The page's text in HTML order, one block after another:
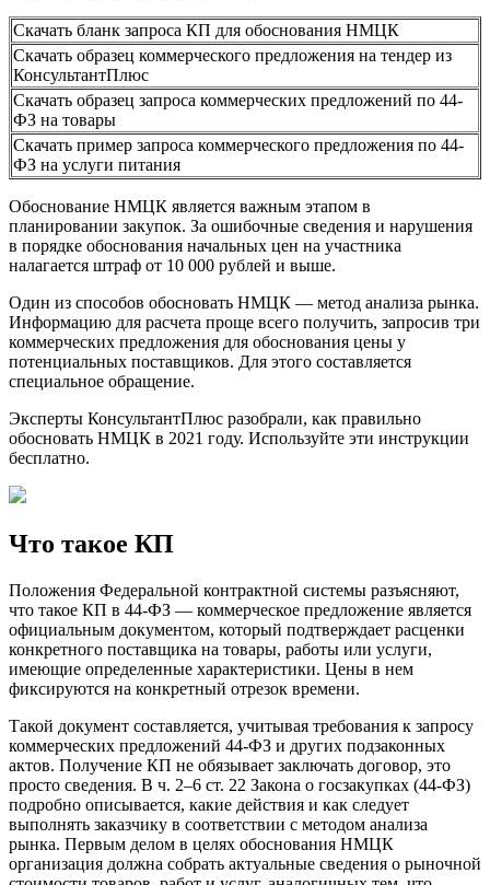
Скачать бланк запроса КП для обоснования НМЦК
Скачать образец коммерческого предложения на тендер из
КонсультантПлюс
Скачать образец запроса коммерческих предложений по 44-
ФЗ на товары
Скачать пример запроса коммерческого предложения по 44-
ФЗ на услуги питания
Обоснование НМЦК является важным этапом в
планировании закупок. За ошибочные сведения и нарушения
в порядке обоснования начальных цен на участника
налагается штраф от 10 000 рублей и выше.
Один из способов обосновать НМЦК — метод анализа рынка.
Информацию для расчета проще всего получить, запросив три
коммерческих предложения для обоснования цены у
потенциальных поставщиков. Для этого составляется
специальное обращение.
Эксперты КонсультантПлюс разобрали, как правильно
обосновать НМЦК в 2021 году. Используйте эти инструкции
бесплатно.
Что такое КП
Положения Федеральной контрактной системы разъясняют,
что такое КП в 44-ФЗ — коммерческое предложение является
официальным документом, который подтверждает расценки
конкретного поставщика на товары, работы или услуги,
имеющие определенные характеристики. Цены в нем
фиксируются на конкретный отрезок времени.
Такой документ составляется, учитывая требования к запросу
коммерческих предложений 44-ФЗ и других подзаконных
актов. Получение КП не обязывает заключать договор, это
просто сведения. В ч. 2–6 ст. 22 Закона о госзакупках (44-ФЗ)
подробно описывается, какие действия и как следует
выполнять заказчику в соответствии с методом анализа
рынка. Первым делом в целях обоснования НМЦК
организация должна собрать актуальные сведения о рыночной